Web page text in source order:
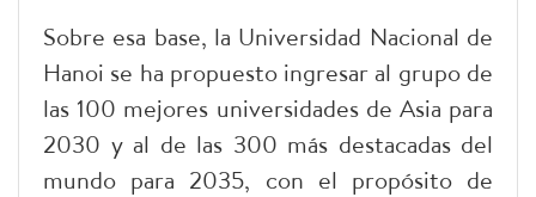
Sobre esa base, la Universidad Nacional de
Hanoi se ha propuesto ingresar al grupo de
las 100 mejores universidades de Asia para
2030 y al de las 300 más destacadas del
mundo para 2035, con el propósito de